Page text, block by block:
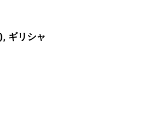
ギリシャ